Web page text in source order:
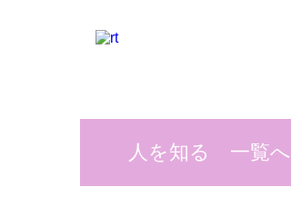
人を知る 一覧へ